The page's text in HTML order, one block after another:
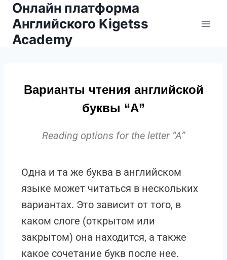
Онлайн платформа
Английского Kigetss
Academy
Варианты чтения английской
буквы “A”
Reading options for the letter “A”
Одна и та же буква в английском
языке может читаться в нескольких
вариантах. Это зависит от того, в
каком слоге (открытом или
закрытом) она находится, а также
какое сочетание букв после нее.